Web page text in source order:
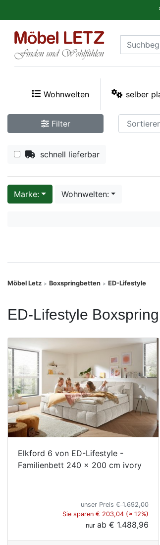
Wohnwelten selber
Filter
schnell lieferbar
Marke: Wohnwelten:
Möbel Letz > Boxspringbetten > ED-Lifestyle
ED-Lifestyle
Elkford 6 von ED-Lifestyle -
Familienbett 240 x 200 cm ivory
unser Preis € 1.692,00
Sie sparen € 203,04 (≈ 12%)
nur ab € 1.488,96
Kundenmeinungen
PREMIUM
Schnell
lieferbar
SALE
Polsterplaner
Finanzierung
Letz-